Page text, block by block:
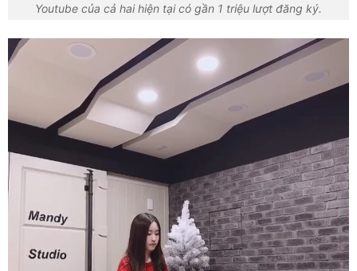
Youtube của cả hai hiện tại có gần 1 triệu lượt đăng ký.